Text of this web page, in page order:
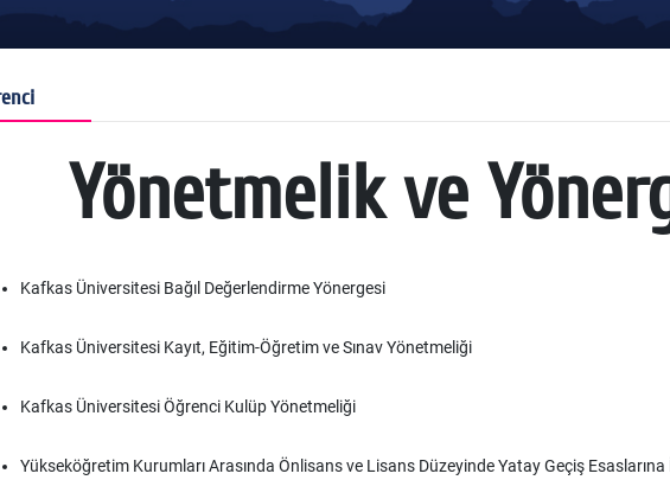
Yönetmelik ve
Kafkas Üniversitesi Bağıl Değerlendirme Yönergesi
Kafkas Üniversitesi Kayıt, Eğitim-Öğretim ve Sınav Yönetmeliği
Kafkas Üniversitesi Öğrenci Kulüp Yönetmeliği
Yükseköğretim Kurumları Arasında Önlisans ve Lisans Düzeyinde Yatay Geçiş